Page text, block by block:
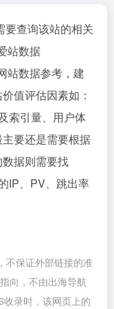
要查询该站的相关
站数据
站数据参考，建
值评估因素如：
索引量、用户体
要还是需要根据
据则需要找
IP、PV、跳出率
不保证外部链接的准
向，不由出海导航
录时，该网页上的